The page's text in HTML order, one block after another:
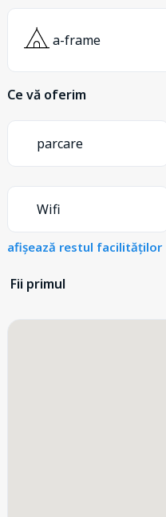
a-frame
Ce vă oferim
parcare
Wifi
afișează restul facilităților
Fii primul